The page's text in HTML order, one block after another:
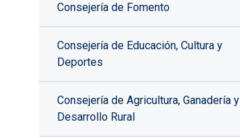
Consejería de Fomento
Consejería de Educación, Cultura y
Deportes
Consejería de Agricultura, Ganadería y
Desarrollo Rural